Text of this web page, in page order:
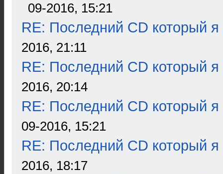
09-2016, 15:21
RE: Последний CD который я
2016, 21:11
RE: Последний CD который я
2016, 20:14
RE: Последний CD который я
09-2016, 15:21
RE: Последний CD который я
2016, 18:17